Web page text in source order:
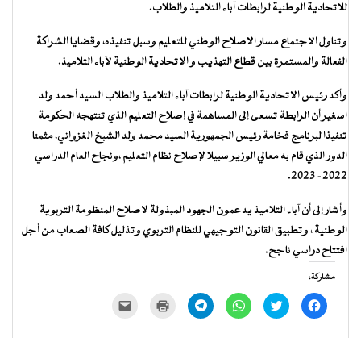
للاتحادية الوطنية لرابطات آباء التلاميذ والطلاب.
وتناول الاجتماع مسار الاصلاح الوطني للتعليم وسبل تنفيذه، وقضايا الشراكة
الفعالة والمستمرة بين قطاع التهذيب و الاتحادية الوطنية لآباء التلاميذ.
وأكد رئيس الاتحادية الوطنية لرابطات آباء التلاميذ والطلاب السيد أحمد ولد
اسغير أن الرابطة تسعى إلى المساهمة في إصلاح التعليم الذي تنتهجه الحكومة
تنفيذا لبرنامج فخامة رئيس الجمهورية السيد محمد ولد الشبخ الغزواني، مثمنا
الدور الذي قام به معالي الوزير سبيلا لإصلاح نظام التعليم ،ونجاح العام الدراسي
2022- 2023.
وأشار إلى أن آباء التلاميذ يدعمون الجهود المبذولة لاصلاح المنظومة التربوية
الوطنية ، وتطبيق القانون التوجيهي للنظام التربوي وتذليل كافة الصعاب من أجل
افتتاح دراسي ناجح.
مشاركة:
انقر
للمشاركة
اضغط
للمشاركة
انقر
للمشاركة
انقر
للمشاركة للطباعة